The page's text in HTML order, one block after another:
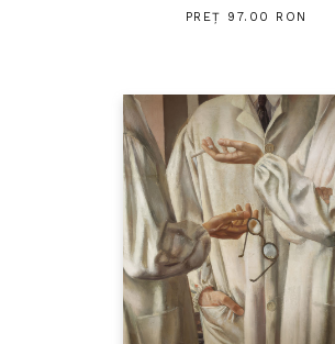
PREȚ 97.00 RON